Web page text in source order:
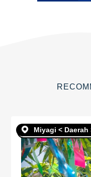
Miyagi < Daerah